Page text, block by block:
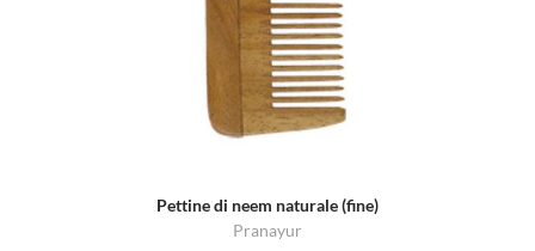
Pettine di neem naturale (fine)
Pranayur